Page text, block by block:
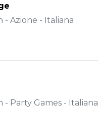
- Azione - Italiana
Party Games - Italiana